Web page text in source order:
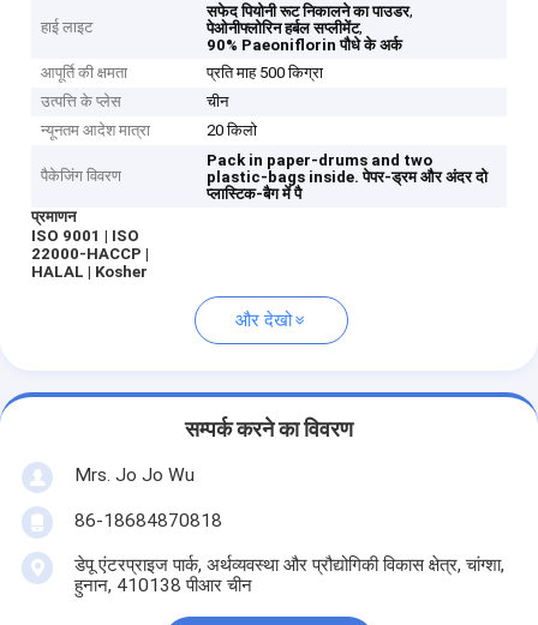
हाई लाइट
सफेद पियोनी रूट निकालने का पाउडर,
पेओनीफ्लोरिन हर्बल सप्लीमेंट,
90% Paeoniflorin पौधे के अर्क
आपूर्ति की क्षमता
प्रति माह 500 किग्रा
उत्पत्ति के प्लेस
चीन
न्यूनतम आदेश मात्रा
20 किलो
पैकेजिंग विवरण
Pack in paper-drums and two
plastic-bags inside. पेपर-ड्रम और अंदर दो
प्लास्टिक-बैग में पै
प्रमाणन
ISO 9001 | ISO
22000-HACCP |
HALAL | Kosher
और देखो
सम्पर्क करने का विवरण
Mrs. Jo Jo Wu
86-18684870818
डेपू एंटरप्राइज पार्क, अर्थव्यवस्था और प्रौद्योगिकी विकास क्षेत्र, चांग्शा,
हुनान, 410138 पीआर चीन